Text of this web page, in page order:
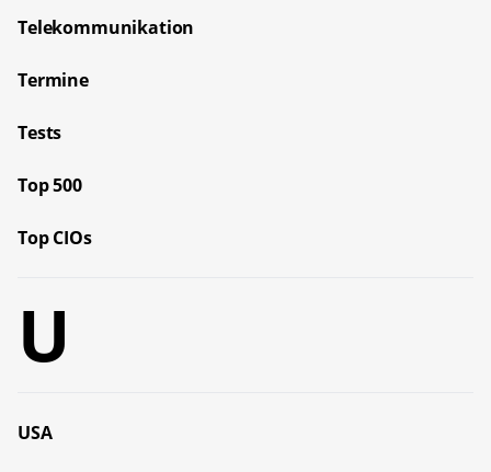
Telekommunikation
Termine
Tests
Top 500
Top CIOs
U
USA